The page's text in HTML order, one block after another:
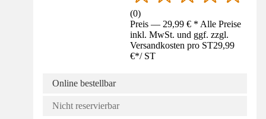
(0)
Preis — 29,99 € * Alle Preise
inkl. MwSt. und ggf. zzgl.
Versandkosten pro ST29,99
€*/ ST
Online bestellbar
Nicht reservierbar